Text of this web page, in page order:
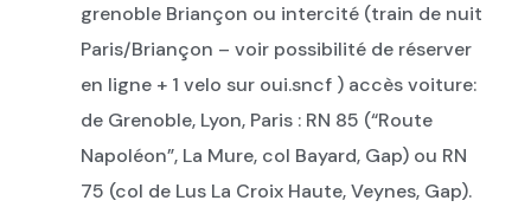
grenoble Briançon ou intercité (train de nuit
Paris/Briançon – voir possibilité de réserver
en ligne + 1 velo sur oui.sncf ) accès voiture:
de Grenoble, Lyon, Paris : RN 85 (“Route
Napoléon”, La Mure, col Bayard, Gap) ou RN
75 (col de Lus La Croix Haute, Veynes, Gap).